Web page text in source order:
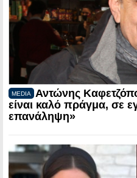
MEDIA
Αντώνης
είναι καλό πράγμα, σε
επανάληψη»